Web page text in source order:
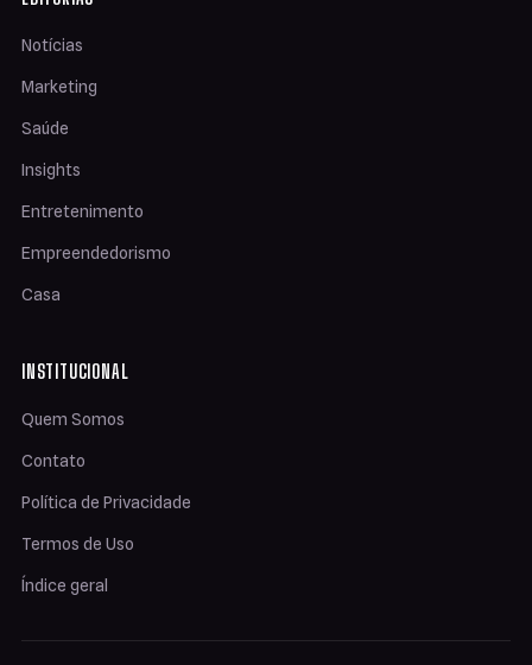
Notícias
Marketing
Saúde
Insights
Entretenimento
Empreendedorismo
Casa
INSTITUCIONAL
Quem Somos
Contato
Política de Privacidade
Termos de Uso
Índice geral